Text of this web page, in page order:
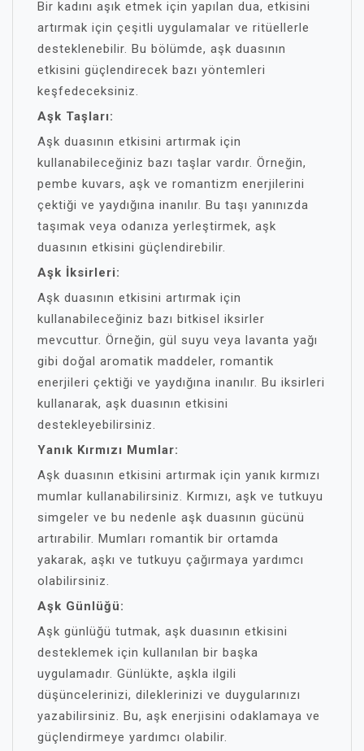
Bir kadını aşık etmek için yapılan dua, etkisini
artırmak için çeşitli uygulamalar ve ritüellerle
desteklenebilir. Bu bölümde, aşk duasının
etkisini güçlendirecek bazı yöntemleri
keşfedeceksiniz.
Aşk Taşları:
Aşk duasının etkisini artırmak için
kullanabileceğiniz bazı taşlar vardır. Örneğin,
pembe kuvars, aşk ve romantizm enerjilerini
çektiği ve yaydığına inanılır. Bu taşı yanınızda
taşımak veya odanıza yerleştirmek, aşk
duasının etkisini güçlendirebilir.
Aşk İksirleri:
Aşk duasının etkisini artırmak için
kullanabileceğiniz bazı bitkisel iksirler
mevcuttur. Örneğin, gül suyu veya lavanta yağı
gibi doğal aromatik maddeler, romantik
enerjileri çektiği ve yaydığına inanılır. Bu iksirleri
kullanarak, aşk duasının etkisini
destekleyebilirsiniz.
Yanık Kırmızı Mumlar:
Aşk duasının etkisini artırmak için yanık kırmızı
mumlar kullanabilirsiniz. Kırmızı, aşk ve tutkuyu
simgeler ve bu nedenle aşk duasının gücünü
artırabilir. Mumları romantik bir ortamda
yakarak, aşkı ve tutkuyu çağırmaya yardımcı
olabilirsiniz.
Aşk Günlüğü:
Aşk günlüğü tutmak, aşk duasının etkisini
desteklemek için kullanılan bir başka
uygulamadır. Günlükte, aşkla ilgili
düşüncelerinizi, dileklerinizi ve duygularınızı
yazabilirsiniz. Bu, aşk enerjisini odaklamaya ve
güçlendirmeye yardımcı olabilir.